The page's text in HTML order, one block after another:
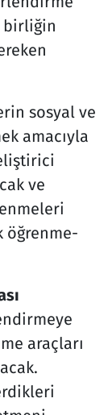
birliğin
sosyal ve
amacıyla
ve
öğrenme-
araçları